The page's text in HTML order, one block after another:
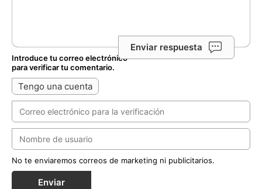
Enviar respuesta
Introduce tu correo electrónico
para verificar tu comentario.
Tengo una cuenta
No te enviaremos correos de marketing ni publicitarios.
Enviar